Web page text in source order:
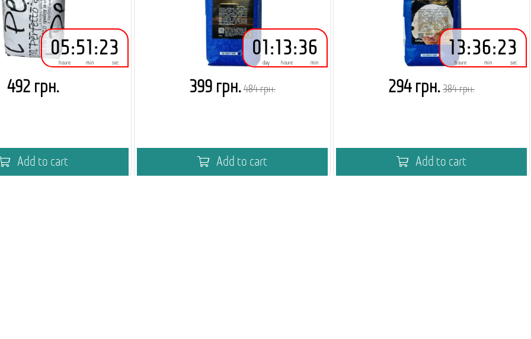
05
houre
:51
min
:23
sec
492 грн.
Add to cart
01
day
: 13
houre
:36
min
399 грн. 484 грн.
Add to cart
13
houre
:36
min
:23
sec
294 грн. 384 грн.
Add to cart